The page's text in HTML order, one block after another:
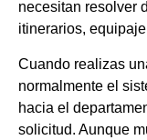
necesitan resolver
itinerarios,
Cuando realizas
normalmente el
hacia el
solicitud. Aunque